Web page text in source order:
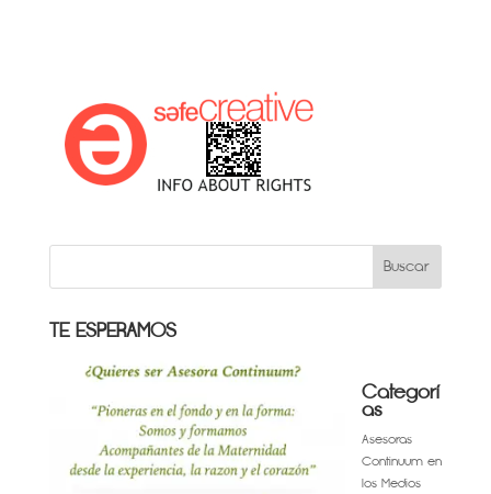
TE ESPERAMOS
Categorí
as
Asesoras
Continuum en
los Medios